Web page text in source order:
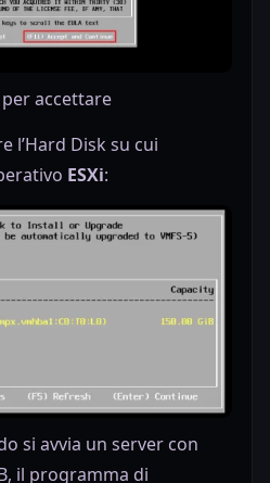
per accettare
l’Hard Disk su cui
ESXi:
si avvia un server con
il programma di